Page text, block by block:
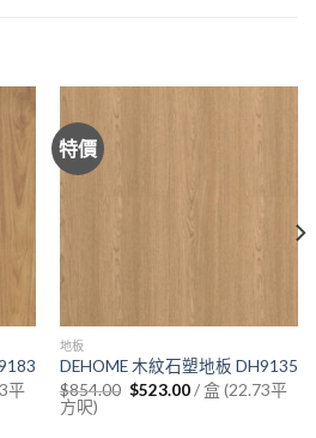
平
特價
地板
DEHOME 木紋石塑地板 DH9135
$854.00 Original
price
$523.00Current
price
/ 盒 (22.73平
方呎)